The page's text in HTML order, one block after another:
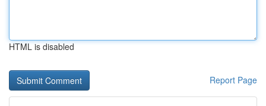
HTML is disabled
Report Page